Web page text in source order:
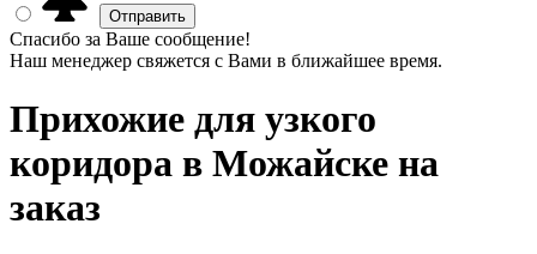
Спасибо за Ваше сообщение!
Наш менеджер свяжется с Вами в ближайшее время.
Прихожие для узкого
коридора в Можайске на
заказ